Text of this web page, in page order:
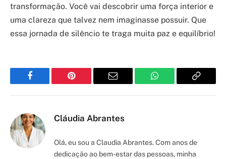
transformação. Você vai descobrir uma força interior e
uma clareza que talvez nem imaginasse possuir. Que
essa jornada de silêncio te traga muita paz e equilíbrio!
Facebook Pinterest Email WhatsApp Copy
Cláudia Abrantes
Olá, eu sou a Claudia Abrantes. Com anos de
dedicação ao bem-estar das pessoas, minha